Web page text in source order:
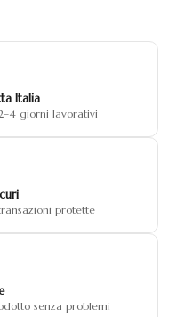
Italia
giorni lavorativi
protette
senza problemi